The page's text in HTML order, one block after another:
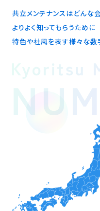
共立メンテナンスはどんな
よりよく知ってもらうために
特色や社風を表す様々な数